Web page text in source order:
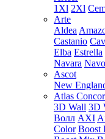
1Xl 2Xl
Arte
Aldea
Castanio
Elba Estrella
Navara
Ascot
New
Atlas
3D Wall 3D
Волл AXI
Color Boost